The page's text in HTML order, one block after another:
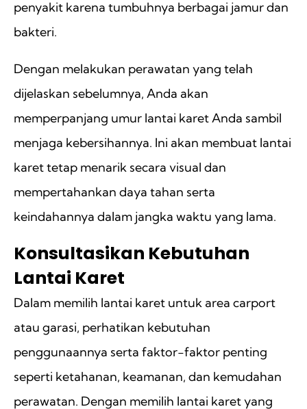
penyakit karena tumbuhnya berbagai jamur dan
bakteri.
Dengan melakukan perawatan yang telah
dijelaskan sebelumnya, Anda akan
memperpanjang umur lantai karet Anda sambil
menjaga kebersihannya. Ini akan membuat lantai
karet tetap menarik secara visual dan
mempertahankan daya tahan serta
keindahannya dalam jangka waktu yang lama.
Konsultasikan Kebutuhan
Lantai Karet
Dalam memilih lantai karet untuk area carport
atau garasi, perhatikan kebutuhan
penggunaannya serta faktor-faktor penting
seperti ketahanan, keamanan, dan kemudahan
perawatan. Dengan memilih lantai karet yang